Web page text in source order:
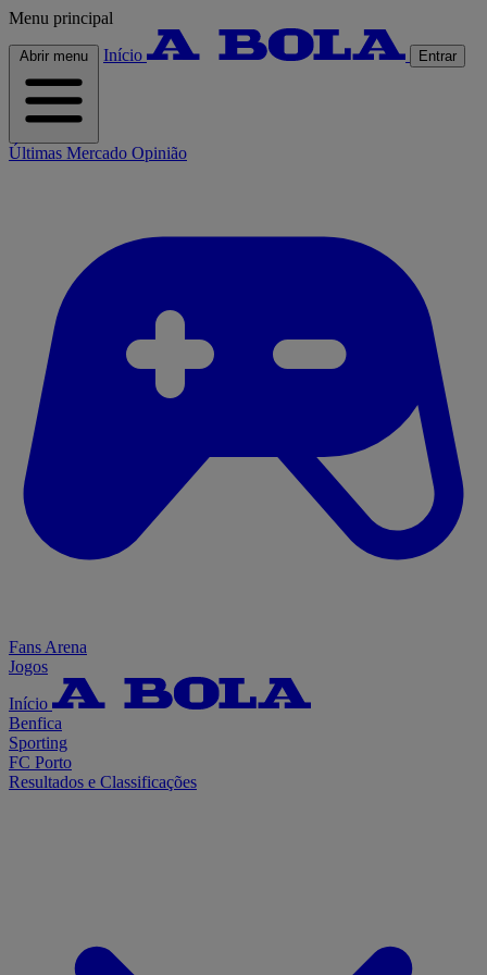
Menu principal
Abrir menu Início Entrar
Últimas Mercado Opinião
Fans Arena
Jogos
Início
Benfica
Sporting
FC Porto
Resultados e Classificações